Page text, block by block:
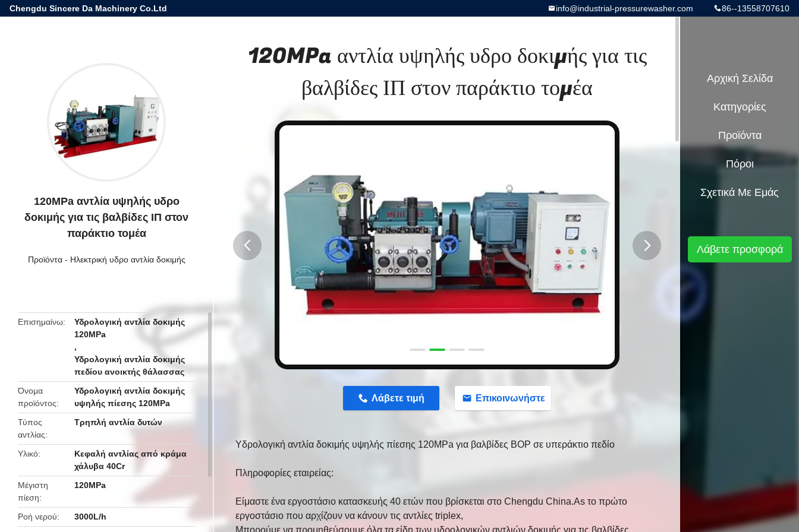
Chengdu Sincere Da Machinery Co.Ltd 86--13558707610
info@industrial-pressurewasher.com
120MPa αντλία υψηλής υδρο
δοκιμής για τις βαλβίδες ΙΠ στον
παράκτιο τομέα
Προϊόντα- Ηλεκτρική υδρο αντλία δοκιμής
Επισημαίνω
Υδρολογική αντλία δοκιμής
120MPa
,
Υδρολογική αντλία δοκιμής
πεδίου ανοικτής θάλασσας
Όνομα
προϊόντος
Υδρολογική αντλία δοκιμής
υψηλής πίεσης 120MPa
Τύπος
αντλίας
Τρηπλή αντλία δυτών
Υλικό
Κεφαλή αντλίας από κράμα
χάλυβα 40Cr
Μέγιστη
πίεση
120MPa
Ροή νερού
3000L/h
120MPa αντλία υψηλής υδρο δοκιμής για τις
βαλβίδες ΙΠ στον παράκτιο τομέα
Λάβετε τιμή Επικοινωνήστε
Υδρολογική αντλία δοκιμής υψηλής πίεσης 120MPa για βαλβίδες BOP σε υπεράκτιο πεδίο
Πληροφορίες εταιρείας:
Είμαστε ένα εργοστάσιο κατασκευής 40 ετών που βρίσκεται στο Chengdu China.As το πρώτο
εργοστάσιο που αρχίζουν να κάνουν τις αντλίες triplex,
Αρχική Σελίδα
Κατηγορίες
Προϊόντα
Πόροι
Σχετικά Με Εμάς
Λάβετε προσφορά